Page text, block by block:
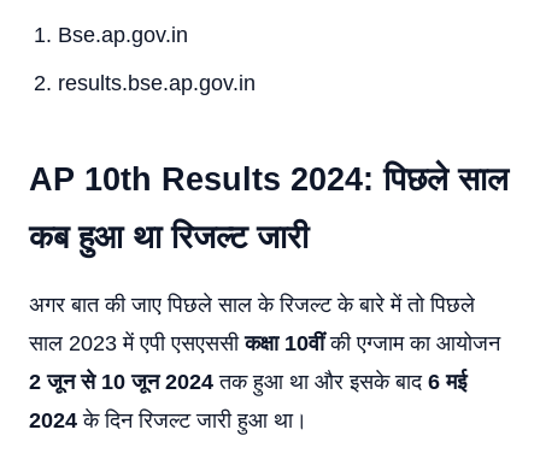
Bse.ap.gov.in
results.bse.ap.gov.in
AP 10th Results 2024: पिछले साल
कब हुआ था रिजल्ट जारी
अगर बात की जाए पिछले साल के रिजल्ट के बारे में तो पिछले
साल 2023 में एपी एसएससीकक्षा 10वींकी एग्जाम का आयोजन
2 जून से 10 जून 2024 तक हुआ था और इसके बाद6 मई
2024 के दिन रिजल्ट जारी हुआ था।